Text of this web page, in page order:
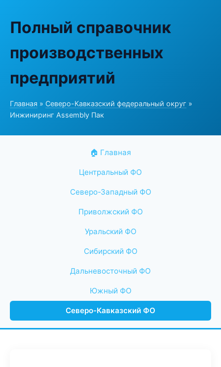
Полный справочник
производственных
предприятий
Главная » Северо-Кавказский федеральный округ »
Инжиниринг Assembly Пак
🏠 Главная
Центральный ФО
Северо-Западный ФО
Приволжский ФО
Уральский ФО
Сибирский ФО
Дальневосточный ФО
Южный ФО
Северо-Кавказский ФО